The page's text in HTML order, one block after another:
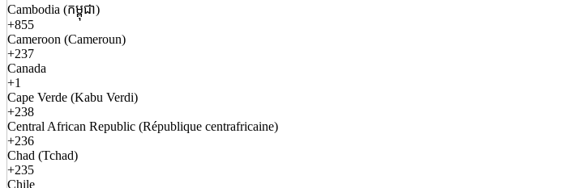
Cambodia (កម្ពុជា)
+855
Cameroon (Cameroun)
+237
Canada
+1
Cape Verde (Kabu Verdi)
+238
Central African Republic (République centrafricaine)
+236
Chad (Tchad)
+235
Chile